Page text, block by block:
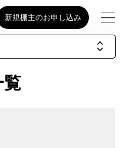
新規棚主のお申し込み
覧